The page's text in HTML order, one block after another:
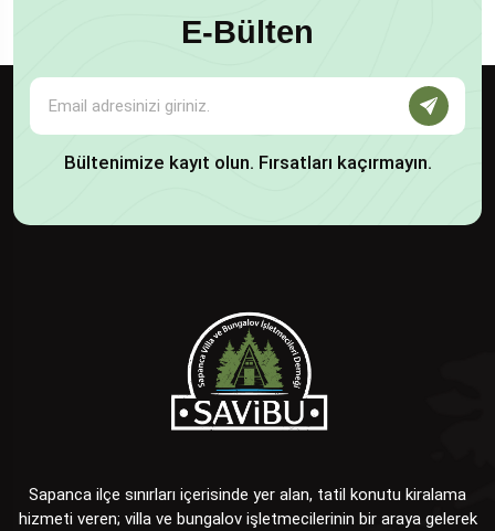
E-Bülten
Bültenimize kayıt olun. Fırsatları kaçırmayın.
Sapanca ilçe sınırları içerisinde yer alan, tatil konutu kiralama
hizmeti veren; villa ve bungalov işletmecilerinin bir araya gelerek